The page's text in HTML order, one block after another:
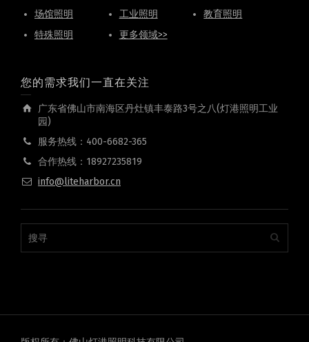
场馆照明
工业照明
教育照明
特殊照明
更多领域>>
您的需求我们一直在关注
广东省佛山市南海区丹灶镇丰泰路3号之八(灯港照明工业
园)
服务热线：400-6682-365
合作热线：18927235819
info@liteharbor.cn